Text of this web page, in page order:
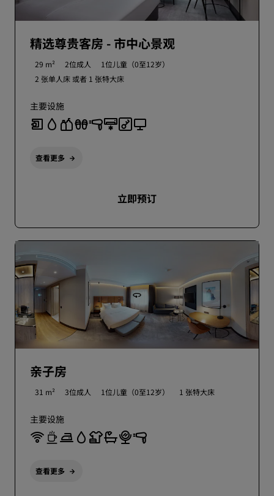
精选尊贵客房 - 市中心景观
29 m² 2位成人
1位儿童（0至12岁）
2 张单人床 或者 1 张特大床
主要设施
查看更多
立即预订
亲子房
31 m² 3位成人 1位儿童（0至12岁） 1 张特大床
主要设施
查看更多